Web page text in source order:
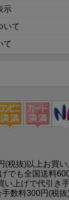
示
いて
て
税抜)以上お買い
でも全国送料
上げで代引き
数料300円(税抜